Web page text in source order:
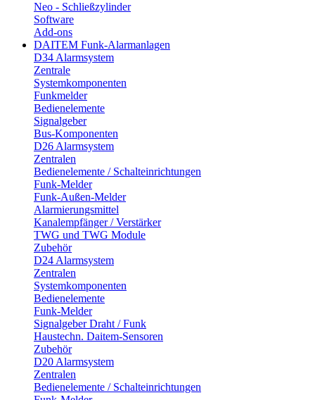
Neo - Schließzylinder
Software
Add-ons
DAITEM Funk-Alarmanlagen
D34 Alarmsystem
Zentrale
Systemkomponenten
Funkmelder
Bedienelemente
Signalgeber
Bus-Komponenten
D26 Alarmsystem
Zentralen
Bedienelemente / Schalteinrichtungen
Funk-Melder
Funk-Außen-Melder
Alarmierungsmittel
Kanalempfänger / Verstärker
TWG und TWG Module
Zubehör
D24 Alarmsystem
Zentralen
Systemkomponenten
Bedienelemente
Funk-Melder
Signalgeber Draht / Funk
Haustechn. Daitem-Sensoren
Zubehör
D20 Alarmsystem
Zentralen
Bedienelemente / Schalteinrichtungen